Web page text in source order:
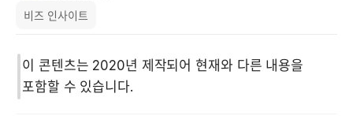
비즈 인사이트
이 콘텐츠는 2020년 제작되어 현재와 다른 내용을
포함할 수 있습니다.